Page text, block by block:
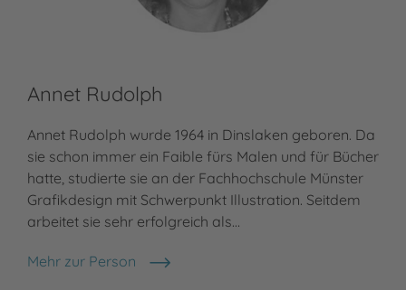
Annet Rudolph
Annet Rudolph wurde 1964 in Dinslaken geboren. Da
sie schon immer ein Faible fürs Malen und für Bücher
hatte, studierte sie an der Fachhochschule Münster
Grafikdesign mit Schwerpunkt Illustration. Seitdem
arbeitet sie sehr erfolgreich als…
Mehr zur Person
Annet Rudolph